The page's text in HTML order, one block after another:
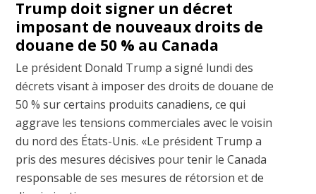
Trump doit signer un décret
imposant de nouveaux droits de
douane de 50 % au Canada
Le président Donald Trump a signé lundi des
décrets visant à imposer des droits de douane de
50 % sur certains produits canadiens, ce qui
aggrave les tensions commerciales avec le voisin
du nord des États-Unis. «Le président Trump a
pris des mesures décisives pour tenir le Canada
responsable de ses mesures de rétorsion et de